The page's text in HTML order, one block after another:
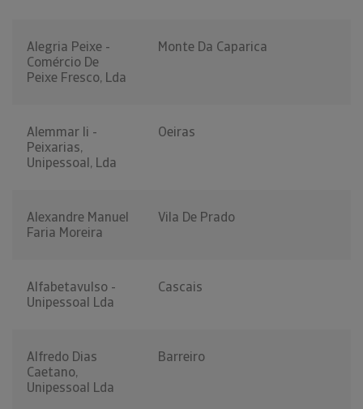
Alegria Peixe -
Comércio De
Peixe Fresco, Lda
Monte Da Caparica
Alemmar Ii -
Peixarias,
Unipessoal, Lda
Oeiras
Alexandre Manuel
Faria Moreira
Vila De Prado
Alfabetavulso -
Unipessoal Lda
Cascais
Alfredo Dias
Caetano,
Unipessoal Lda
Barreiro